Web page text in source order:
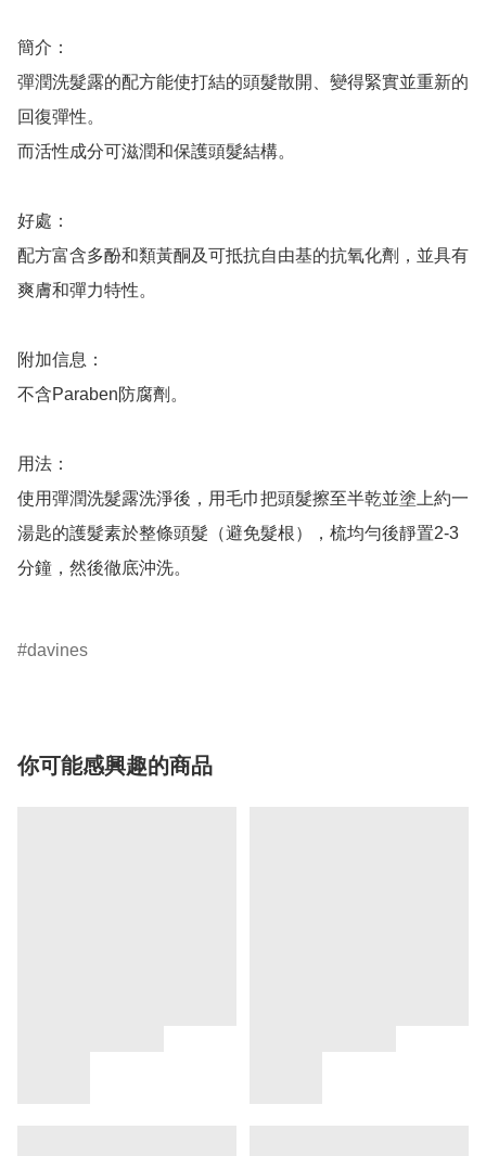
簡介：
彈潤洗髮露的配方能使打結的頭髮散開、變得緊實並重新的
回復彈性。
而活性成分可滋潤和保護頭髮結構。
好處：
配方富含多酚和類黃酮及可抵抗自由基的抗氧化劑，並具有
爽膚和彈力特性。
附加信息：
不含Paraben防腐劑。
用法：
使用彈潤洗髮露洗淨後，用毛巾把頭髮擦至半乾並塗上約一
湯匙的護髮素於整條頭髮（避免髮根），梳均勻後靜置2-3
分鐘，然後徹底沖洗。
davines
你可能感興趣的商品